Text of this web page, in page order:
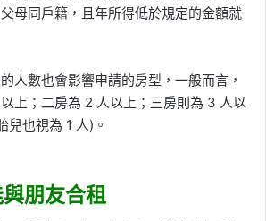
母同戶籍，且年所得低於規定的金額就
人數也會影響申請的房型，一般而言，
上；二房為 2 人以上；三房則為 3 人以
兒也視為 1 人)。
朋友合租